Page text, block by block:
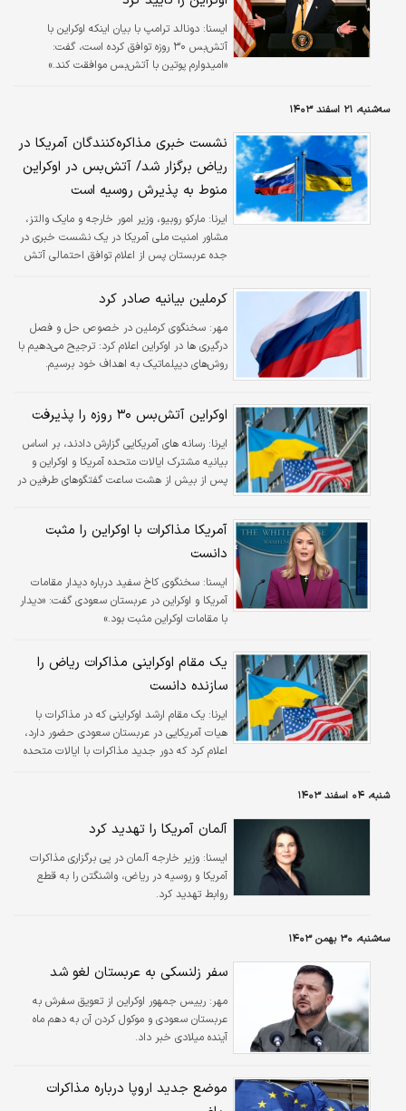
ايسنا: دونالد ترامپ با بیان اینکه اوکراین با
آتش‌بس ۳۰ روزه توافق کرده است، گفت:
«امیدوارم پوتین با آتش‌بس موافقت کند.»
سه‌شنبه، ۲۱ اسفند ۱۴۰۳
نشست خبری مذاکره‌کنندگان آمریکا در
ریاض برگزار شد/ آتش‌بس در اوکراین
منوط به پذیرش روسیه است
ایرنا: مارکو روبیو، وزیر امور خارجه و مایک والتز،
مشاور امنیت ملی آمریکا در یک نشست خبری در
جده عربستان پس از اعلام توافق احتمالی آتش
منتظر پاسخ روسیه هستند.
کرملین بیانیه صادر کرد
مهر: سخنگوی کرملین در خصوص حل و فصل
درگیری ها در اوکراین اعلام کرد: ترجیح می‌دهیم با
روش‌های دیپلماتیک به اهداف خود برسیم.
اوکراین آتش‌بس ۳۰ روزه را پذیرفت
ایرنا: رسانه های آمریکایی گزارش دادند، بر اساس
بیانیه مشترک ایالات متحده آمریکا و اوکراین و
پس از بیش از هشت ساعت گفتگوهای طرفین در
آمریکا مذاکرات با اوکراین را مثبت
دانست
ايسنا: سخنگوی کاخ سفید درباره دیدار مقامات
آمریکا و اوکراین در عربستان سعودی گفت: «دیدار
با مقامات اوکراین مثبت بود.»
یک مقام اوکراینی مذاکرات ریاض را
سازنده دانست
ایرنا: یک مقام ارشد اوکراینی که در مذاکرات با
هیات آمریکایی در عربستان سعودی حضور دارد،
اعلام کرد که دور جدید مذاکرات با ایالات متحده
شنبه، ۰۴ اسفند ۱۴۰۳
آلمان آمریکا را تهدید کرد
ايسنا: وزیر خارجه آلمان در پی برگزاری مذاکرات
آمریکا و روسیه در ریاض، واشنگتن را به قطع
روابط تهدید کرد.
سه‌شنبه، ۳۰ بهمن ۱۴۰۳
سفر زلنسکی به عربستان لغو شد
مهر: رییس جمهور اوکراین از تعویق سفرش به
عربستان سعودی و موکول کردن آن به دهم ماه
آینده میلادی خبر داد.
موضع جدید اروپا درباره مذاکرات